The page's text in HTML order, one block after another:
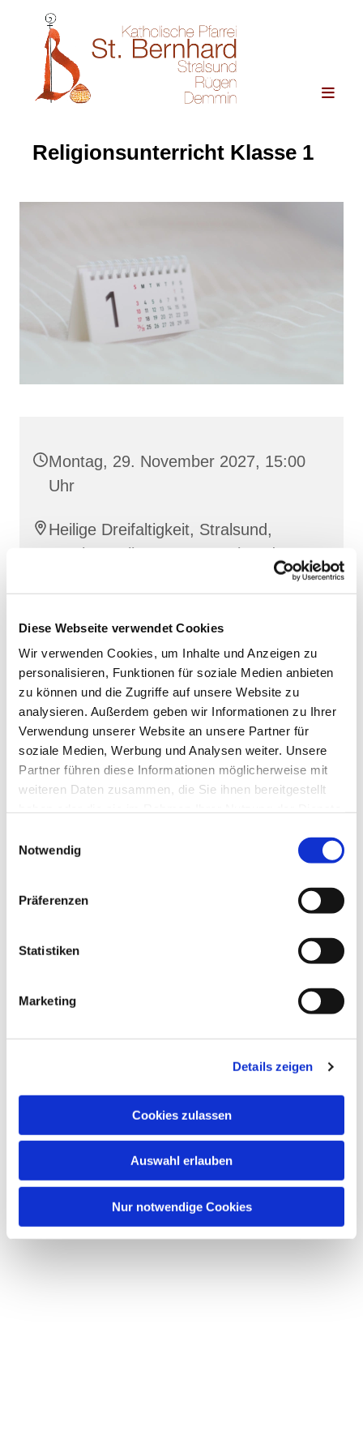
Diese Webseite verwendet Cookies
Wir verwenden Cookies, um Inhalte und Anzeigen zu
personalisieren, Funktionen für soziale Medien anbieten
zu können und die Zugriffe auf unsere Website zu
analysieren. Außerdem geben wir Informationen zu Ihrer
Verwendung unserer Website an unsere Partner für
soziale Medien, Werbung und Analysen weiter. Unsere
Partner führen diese Informationen möglicherweise mit
weiteren Daten zusammen, die Sie ihnen bereitgestellt
Notwendig
Präferenzen
Statistiken
Marketing
Details zeigen
Cookies zulassen
Auswahl erlauben
Nur notwendige Cookies
Religionsunterricht Klasse 1
Montag, 29. November 2027, 15:00
Uhr
Heilige Dreifaltigkeit, Stralsund,
Frankenwall 7, 18439 Stralsund
Barbara Siperkow